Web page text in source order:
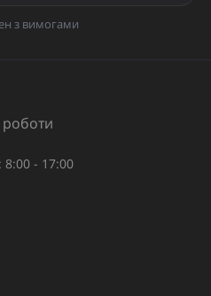
з вимогами
роботи
8:00 - 17:00